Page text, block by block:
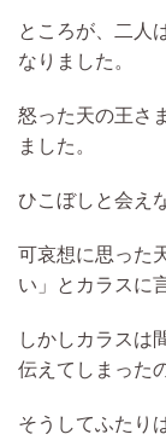
ところが、二人
なりました。
怒った天の王さ
ました。
ひこぼしと会え
可哀想に思った
い」とカラスに
しかしカラスは
伝えてしまった
そうしてふたり